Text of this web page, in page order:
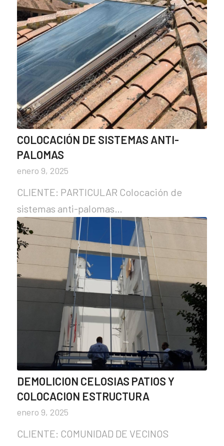
COLOCACIÓN DE SISTEMAS ANTI-
PALOMAS
enero 9, 2025
CLIENTE: PARTICULAR Colocación de
sistemas anti-palomas…
DEMOLICION CELOSIAS PATIOS Y
COLOCACION ESTRUCTURA
enero 9, 2025
CLIENTE: COMUNIDAD DE VECINOS